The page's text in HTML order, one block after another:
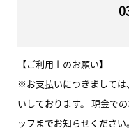
【ご利用上のお願い】
※お支払いにつきまして
いしております。 現金で
ッフまでお知らせください。